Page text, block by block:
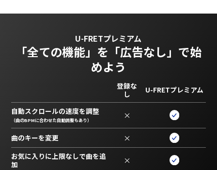
U-FRETプレミアム
「全ての機能」を 「広告なし」で始
めよう
登録な
し
U-FRETプレミアム
自動スクロールの速度を調整
（曲のBPMに合わせた自動調整もあり） ×
曲のキーを変更 ×
お気に入りに上限なしで曲を追
加
×